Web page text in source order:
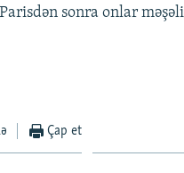
sonra onlar
Çap et